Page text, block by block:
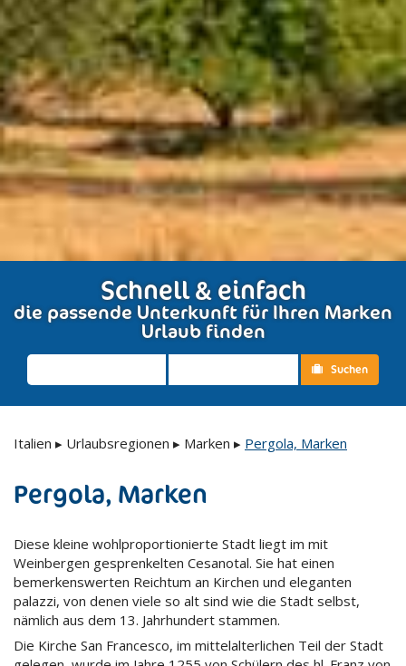
Schnell & einfach
die passende Unterkunft für Ihren Marken
Urlaub finden
Suchen
Italien ▸ Urlaubsregionen ▸ Marken ▸ Pergola, Marken
Pergola, Marken
Diese kleine wohlproportionierte Stadt liegt im mit
Weinbergen gesprenkelten Cesanotal. Sie hat einen
bemerkenswerten Reichtum an Kirchen und eleganten
palazzi, von denen viele so alt sind wie die Stadt selbst,
nämlich aus dem 13. Jahrhundert stammen.
Die Kirche San Francesco, im mittelalterlichen Teil der Stadt